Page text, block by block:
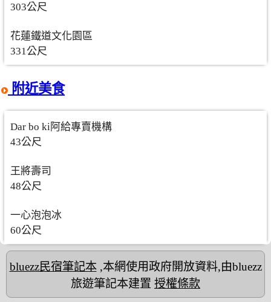
303公尺
花蓮鐵道文化園區
331公尺
附近美食
Dar bo ki阿給專賣機構
43公尺
王將壽司
48公尺
一心泡泡冰
60公尺
bluezz民宿筆記本,本網使用政府開放資料,由bluezz
旅遊筆記本建置 授權條款